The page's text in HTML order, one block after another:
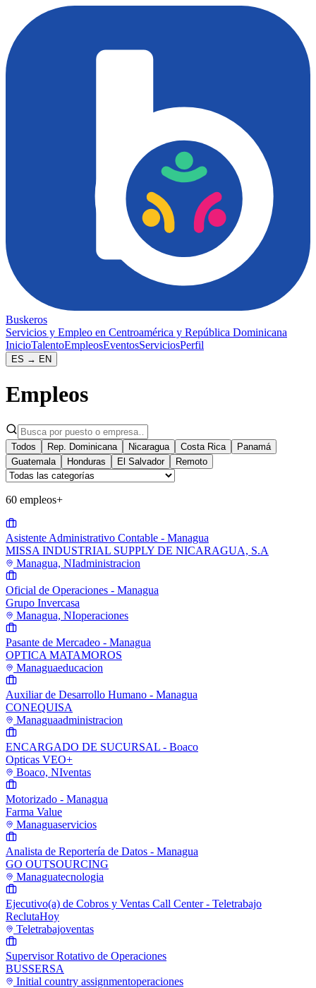
Buskeros
Servicios y Empleo en Centroamérica y República Dominicana
InicioTalentoEmpleosEventosServiciosPerfil
ES → EN
Empleos
Todos Rep. Dominicana Nicaragua Costa Rica
Panamá
Guatemala
Honduras El Salvador Remoto
60 empleos+
Asistente Administrativo Contable - Managua
MISSA INDUSTRIAL SUPPLY DE NICARAGUA, S.A
Managua, NIadministracion
Oficial de Operaciones - Managua
Grupo Invercasa
Managua, NIoperaciones
Pasante de Mercadeo - Managua
OPTICA MATAMOROS
Managuaeducacion
Auxiliar de Desarrollo Humano - Managua
CONEQUISA
Managuaadministracion
ENCARGADO DE SUCURSAL - Boaco
Opticas VEO+
Boaco, NIventas
Motorizado - Managua
Farma Value
Managuaservicios
Analista de Reportería de Datos - Managua
GO OUTSOURCING
Managuatecnologia
Ejecutivo(a) de Cobros y Ventas Call Center - Teletrabajo
ReclutaHoy
Teletrabajoventas
Supervisor Rotativo de Operaciones
BUSSERSA
Initial country assignmentoperaciones